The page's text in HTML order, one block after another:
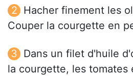
Hacher finement les
Couper la courgette en
Dans un filet d'huile
la courgette, les tomates